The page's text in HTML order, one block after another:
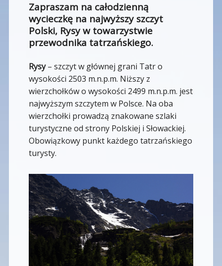
Zapraszam na całodzienną
wycieczkę na najwyższy szczyt
Polski, Rysy w towarzystwie
przewodnika tatrzańskiego.
Rysy– szczyt w głównej grani Tatr o
wysokości 2503 m.n.p.m. Niższy z
wierzchołków o wysokości 2499 m.n.p.m. jest
najwyższym szczytem w Polsce. Na oba
wierzchołki prowadzą znakowane szlaki
turystyczne od strony Polskiej i Słowackiej.
Obowiązkowy punkt każdego tatrzańskiego
turysty.